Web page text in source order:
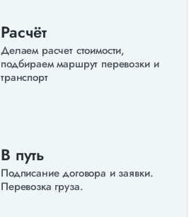
Расчёт
Делаем расчет стоимости,
подбираем маршрут перевозки и
транспорт
В путь
Подписание договора и заявки.
Перевозка груза.